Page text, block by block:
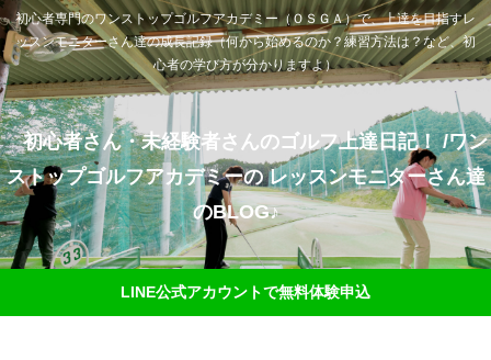
初心者専門のワンストップゴルフアカデミー（ＯＳＧＡ）で、上達を目指すレ
ッスンモニターさん達の成長記録（何から始めるのか？練習方法は？など、初
心者の学び方が分かりますよ）
初心者さん・未経験者さんのゴルフ上達日記！ /ワン
ストップゴルフアカデミーの レッスンモニターさん達
のBLOG♪
LINE公式アカウントで無料体験申込